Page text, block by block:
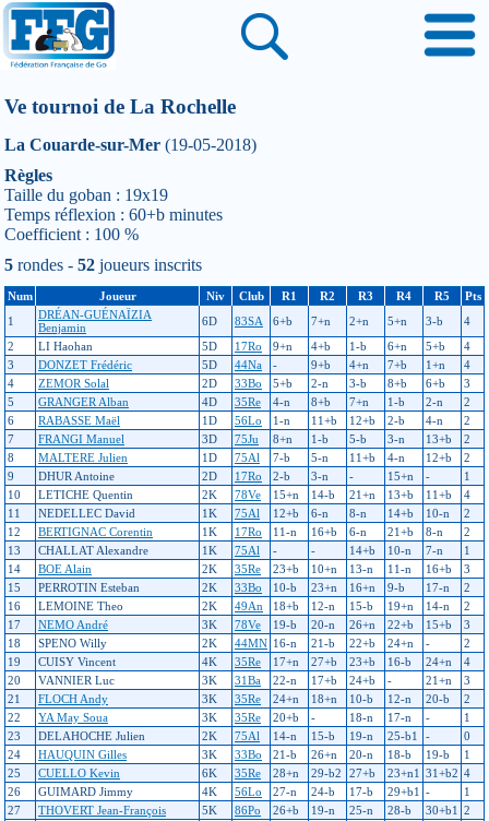
Ve tournoi de La Rochelle
La Couarde-sur-Mer (19-05-2018)
Règles
Taille du goban : 19x19
Temps réflexion : 60+b minutes
Coefficient : 100 %
5 rondes - 52 joueurs inscrits
Num Joueur Niv Club R1 R2 R3 R4 R5
Pts
1
DRÉAN-GUÉNAÏZIA
Benjamin
6D 83SA 6+b 7+n 2+n 5+n 3-b
4
2
LI Haohan 5D 17Ro 9+n 4+b 1-b 6+n 5+b
4
3
DONZET Frédéric 5D 44Na - 9+b 4+n 7+b 1+n
4
4
ZEMOR Solal 2D 33Bo 5+b 2-n 3-b 8+b 6+b
3
5
GRANGER Alban 4D 35Re 4-n 8+b 7+n 1-b 2-n
2
6
RABASSE Maël 1D 56Lo 1-n 11+b 12+b 2-b 4-n
2
7
FRANGI Manuel 3D 75Ju 8+n 1-b 5-b 3-n 13+b
2
8
MALTERE Julien 1D 75Al 7-b 5-n 11+b 4-n 12+b
2
9
DHUR Antoine 2D 17Ro 2-b 3-n - 15+n -
1
10
LETICHE Quentin 2K 78Ve 15+n 14-b 21+n 13+b 11+b
4
11
NEDELLEC David 1K 75Al 12+b 6-n 8-n 14+b 10-n
2
12
BERTIGNAC Corentin 1K 17Ro 11-n 16+b 6-n 21+b 8-n
2
13
CHALLAT Alexandre 1K 75Al - - 14+b 10-n 7-n
1
14
BOE Alain 2K 35Re 23+b 10+n 13-n 11-n 16+b
3
15
PERROTIN Esteban 2K 33Bo 10-b 23+n 16+n 9-b 17-n
2
16
LEMOINE Theo 2K 49An 18+b 12-n 15-b 19+n 14-n
2
17
NEMO André 3K 78Ve 19-b 20-n 26+n 22+b 15+b
3
18
SPENO Willy 2K 44MN 16-n 21-b 22+b 24+n -
2
19
CUISY Vincent 4K 35Re 17+n 27+b 23+b 16-b 24+n
4
20
VANNIER Luc 3K 31Ba 22-n 17+b 24+b - 21+n
3
21
FLOCH Andy 3K 35Re 24+n 18+n 10-b 12-n 20-b
2
22
YA May Soua 3K 35Re 20+b - 18-n 17-n -
1
23
DELAHOCHE Julien 2K 75Al 14-n 15-b 19-n 25-b1 -
0
24
HAUQUIN Gilles 3K 33Bo 21-b 26+n 20-n 18-b 19-b
1
25
CUELLO Kevin 6K 35Re 28+n 29-b2 27+b 23+n1 31+b2 4
26
GUIMARD Jimmy 4K 56Lo 27-n 24-b 17-b 29+b1 -
1
27
THOVERT Jean-François 5K 86Po 26+b 19-n 25-n 28-b 30+b1 2